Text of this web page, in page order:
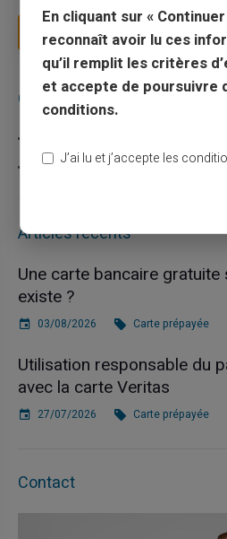
Lire la suite
Catégories
Escroquerie
Articles récents
Une carte bancaire
existe ?
03/08/2026 Carte prépayée
Utilisation responsable du
avec la carte Veritas
27/07/2026 Carte prépayée
Contact
En cliquant sur «
reconnaît avoir lu ces
qu’il remplit les critères
et accepte de poursuivre
conditions.
J’ai lu et j’accepte les